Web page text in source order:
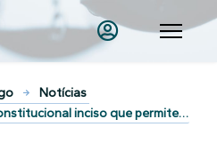
Notícias
Magistrado declara inconstitucional inciso que permite aborto por estupro